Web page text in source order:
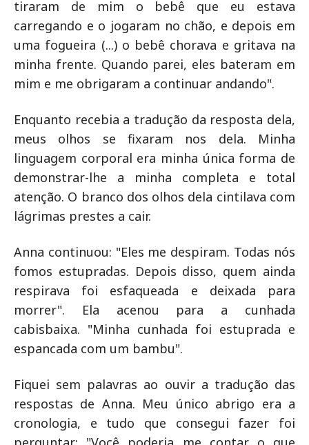
tiraram de mim o bebê que eu estava
carregando e o jogaram no chão, e depois em
uma fogueira (...) o bebê chorava e gritava na
minha frente. Quando parei, eles bateram em
mim e me obrigaram a continuar andando".
Enquanto recebia a tradução da resposta dela,
meus olhos se fixaram nos dela. Minha
linguagem corporal era minha única forma de
demonstrar-lhe a minha completa e total
atenção. O branco dos olhos dela cintilava com
lágrimas prestes a cair.
Anna continuou: "Eles me despiram. Todas nós
fomos estupradas. Depois disso, quem ainda
respirava foi esfaqueada e deixada para
morrer". Ela acenou para a cunhada
cabisbaixa. "Minha cunhada foi estuprada e
espancada com um bambu".
Fiquei sem palavras ao ouvir a tradução das
respostas de Anna. Meu único abrigo era a
cronologia, e tudo que consegui fazer foi